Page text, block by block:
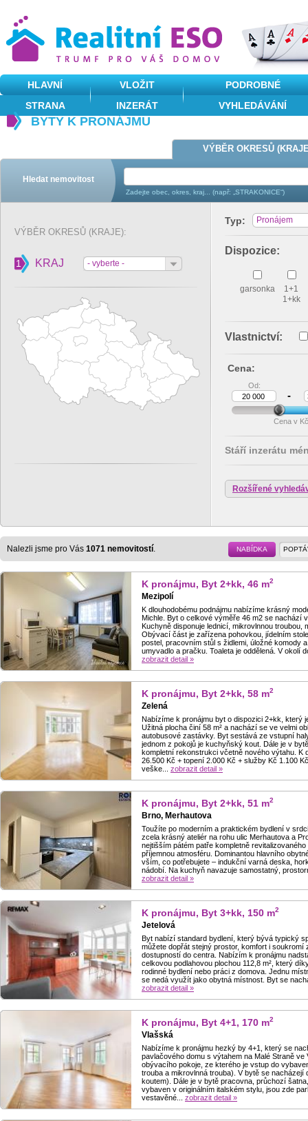
BYTY K PRONÁJMU
VÝBĚR OKRESŮ (KRAJE):
1 KRAJ - vyberte -
Typ: Pronájem
Dispozice:
garsonka
1+1
1+kk
Vlastnictví:
Cena:
-
Cena v
Od:
Stáří inzerátu
Rozšířené
VÝBĚR OKRESŮ
Hledat nemovitost
Zadejte obec, okres, kraj... (např: „STRAKONICE“)
NABÍDKA
Nalezli jsme pro Vás 1071 nemovitostí.
K pronájmu, Byt 2+kk, 46 m2
Mezipolí
K dlouhodobému podnájmu nabízíme krásný
Michle. Byt o celkové výměře 46 m2 se nachází
Kuchyně disponuje lednicí, mikrovlnnou
Obývací část je zařízena pohovkou, jídelním
postel, pracovním stůl s židlemi, úložné komody
umyvadlo a pračku. Toaleta je oddělená. V okolí
zobrazit detail »
K pronájmu, Byt 2+kk, 58 m2
Zelená
Nabízíme k pronájmu byt o dispozici 2+kk, který
Užitná plocha činí 58 m² a nachází se ve velmi
autobusové zastávky. Byt sestává ze vstupní
jednom z pokojů je kuchyňský kout. Dále je v
kompletní rekonstrukci včetně nového výtahu. K
26.500 Kč + topení 2.000 Kč + služby Kč 1.100
veške... zobrazit detail »
K pronájmu, Byt 2+kk, 51 m2
Brno, Merhautova
Toužíte po moderním a praktickém bydlení v
zcela krásný ateliér na rohu ulic Merhautova a
nejtišším pátém patře kompletně
příjemnou atmosféru. Dominantou hlavního
vším, co potřebujete – indukční varná deska,
nádobí. Na kuchyň navazuje samostatný,
zobrazit detail »
K pronájmu, Byt 3+kk, 150 m2
Jetelová
Byt nabízí standard bydlení, který bývá typický
můžete dopřát stejný prostor, komfort i
dostupností do centra. Nabízím k pronájmu
celkovou podlahovou plochou 112,8 m², který
rodinné bydlení nebo práci z domova. Jednu
se nedá využít jako obytná místnost. Byt se
zobrazit detail »
K pronájmu, Byt 4+1, 170 m2
Vlašská
Nabízíme k pronájmu hezký by 4+1, který se
pavlačového domu s výtahem na Malé Straně
obývacího pokoje, ze kterého je vstup do
trouba a mikrovlnná trouba). V bytě se
koutem). Dále je v bytě pracovna, průchozí
vybaven v originálním italském stylu, jsou zde
vestavěné... zobrazit detail »
HLAVNÍ
STRANA
VLOŽIT
INZERÁT
PODROBNÉ
VYHLEDÁVÁNÍ